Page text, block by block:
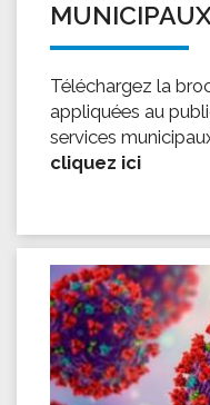
Téléchargez la
appliquées au
services
cliquez ici